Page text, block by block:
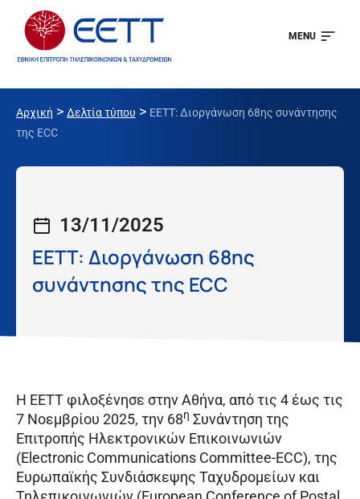
MENU
Αρχική > Δελτία τύπου > ΕΕΤΤ: Διοργάνωση 68ης συνάντησης
της ECC
13/11/2025
ΕΕΤΤ: Διοργάνωση 68ης
συνάντησης της ECC
H EETT φιλοξένησε στην Αθήνα, από τις 4 έως τις
7 Νοεμβρίου 2025, την 68η Συνάντηση της
Επιτροπής Ηλεκτρονικών Επικοινωνιών
(Electronic Communications Committee-ECC), της
Ευρωπαϊκής Συνδιάσκεψης Ταχυδρομείων και